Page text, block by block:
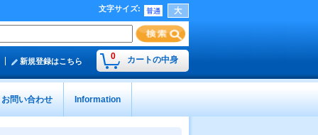
文字サイズ:
0 カートの中身
新規登録はこちら
お問い合わせ Information